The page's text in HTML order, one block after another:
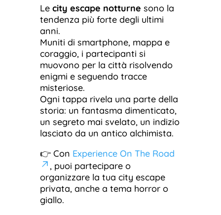
Le city escape notturne sono la
tendenza più forte degli ultimi
anni.
Muniti di smartphone, mappa e
coraggio, i partecipanti si
muovono per la città risolvendo
enigmi e seguendo tracce
misteriose.
Ogni tappa rivela una parte della
storia: un fantasma dimenticato,
un segreto mai svelato, un indizio
lasciato da un antico alchimista.
👉 Con Experience On The Road
, puoi partecipare o
organizzare la tua city escape
privata, anche a tema horror o
giallo.